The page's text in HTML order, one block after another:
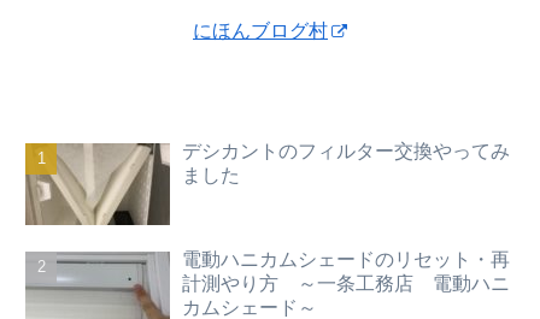
にほんブログ村
デシカントのフィルター交換やってみ
ました
電動ハニカムシェードのリセット・再
計測やり方 ～一条工務店 電動ハニ
カムシェード～